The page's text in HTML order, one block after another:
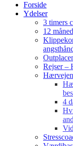
Forside
Ydelser
3 timers
12
Rejser –
Hærvejen
4